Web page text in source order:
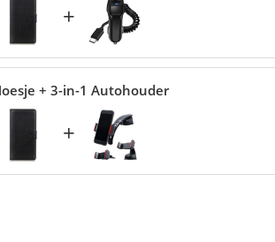
+
+ 3-in-1 Autohouder
+